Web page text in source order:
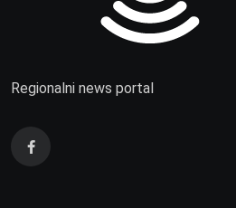
Regionalni news portal